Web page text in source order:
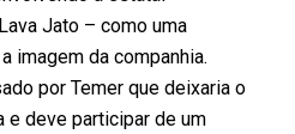
Jato – como uma
imagem da companhia.
por Temer que deixaria o
e deve participar de um